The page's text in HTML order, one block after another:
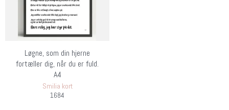
Løgne, som din hjerne
fortæller dig, når du er fuld.
A4
Smilia kort
1684